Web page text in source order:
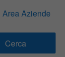
Area Aziende